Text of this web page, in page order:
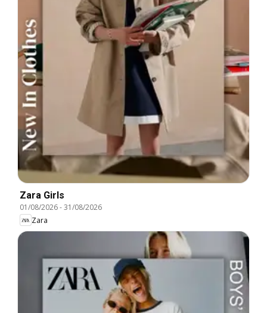
Zara Girls
01/08/2026-31/08/2026
Zara